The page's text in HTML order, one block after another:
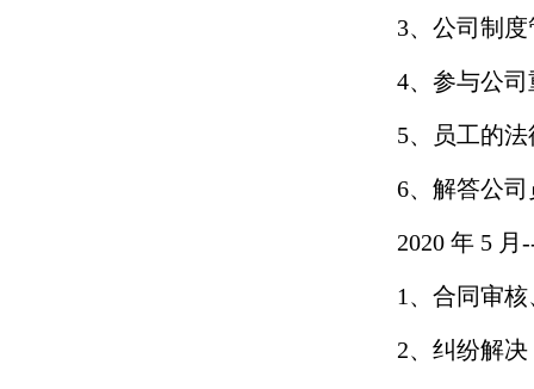
3、公司制
4、参与公
5、员工的
6、解答公
2020 年 5
1、合同审
2、纠纷解